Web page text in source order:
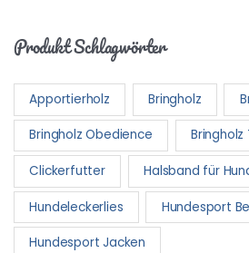
Produkt Schlagwörter
Apportierholz Bringholz
Bringholz Obedience Bringholz
Clickerfutter Halsband für
Hundeleckerlies Hundesport
Hundesport Jacken